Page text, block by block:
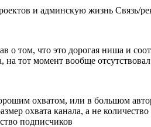
и админскую жизнь Связь/
о том, что это дорогая ниша и
тот момент вообще
охватом, или в большом
охвата канала, а не
подписчиков